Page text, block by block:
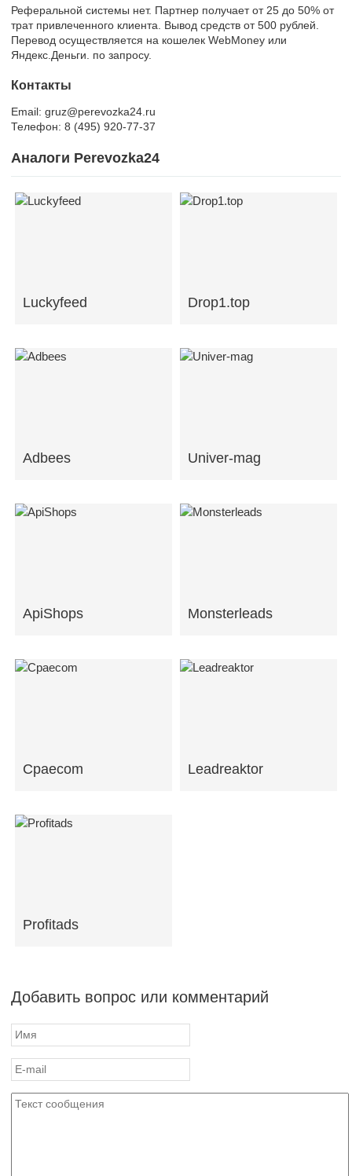
Реферальной системы нет. Партнер получает от 25 до 50% от
трат привлеченного клиента. Вывод средств от 500 рублей.
Перевод осуществляется на кошелек WebMoney или
Яндекс.Деньги. по запросу.
Контакты
Email: gruz@perevozka24.ru
Телефон: 8 (495) 920-77-37
Аналоги Perevozka24
Luckyfeed Drop1.top
Adbees Univer-mag
ApiShops Monsterleads
Cpaecom Leadreaktor
Profitads
Добавить вопрос или комментарий